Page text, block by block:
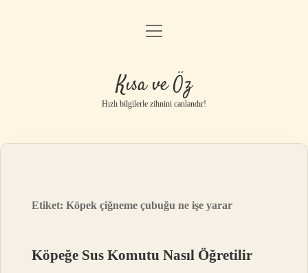
Anasayfa
Gizlilik Politikası
Yasal Uyarı
menüyü
Kısa ve Öz
Hızlı bilgilerle zihnini canlandır!
Etiket:Köpek çiğneme çubuğu ne işe yarar
Köpeğe Sus Komutu Nasıl Öğretilir